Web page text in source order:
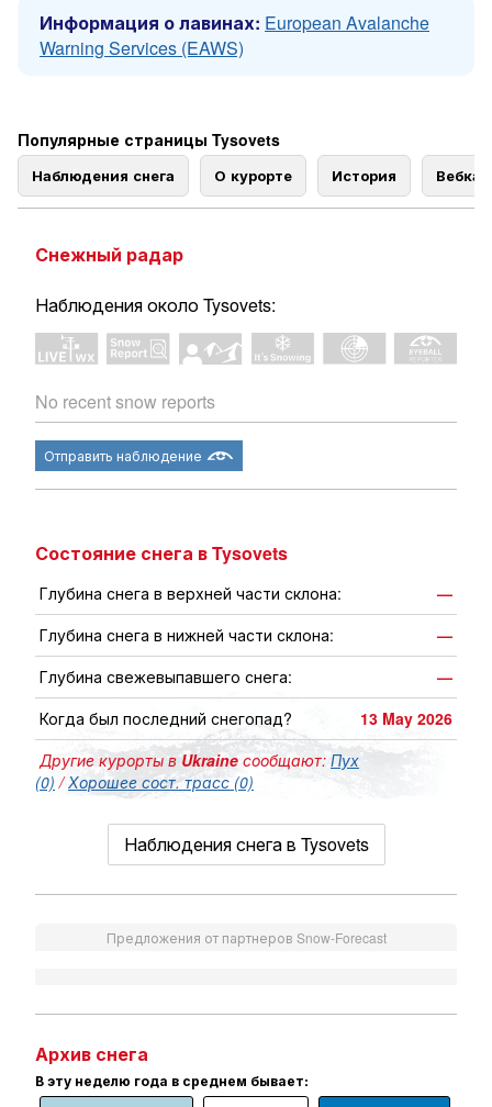
Информация о лавинах: European Avalanche
Warning Services (EAWS)
Популярные страницы Tysovets
Наблюдения снега О курорте История
Снежный радар
Наблюдения около Tysovets:
No recent snow reports
Отправить наблюдение
Состояние снега в Tysovets
Глубина снега в верхней части склона:
—
Глубина снега в нижней части склона:
—
Глубина свежевыпавшего снега:
—
Когда был последний снегопад?
13 May 2026
Другие курорты вUkraine сообщают: Пух
(0) /Хорошее сост. трасс (0)
Наблюдения снега в Tysovets
Предложения от партнеров Snow-Forecast
Архив снега
В эту неделю года в среднем бывает: